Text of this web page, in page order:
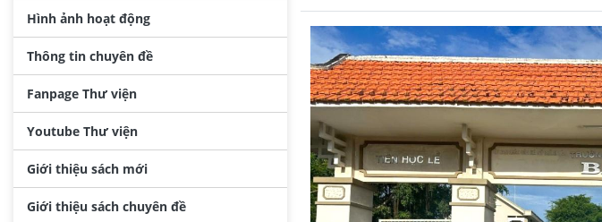
Hình ảnh hoạt động
Thông tin chuyên đề
Fanpage Thư viện
Youtube Thư viện
Giới thiệu sách mới
Giới thiệu sách chuyên đề